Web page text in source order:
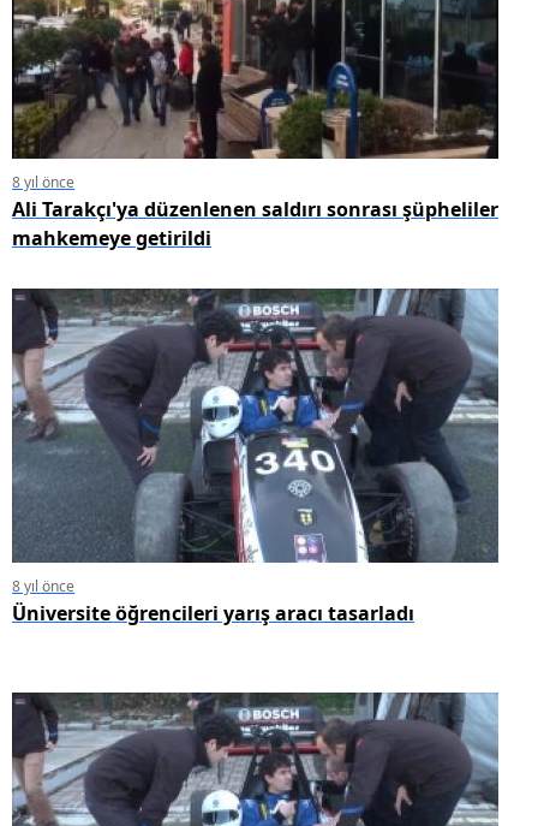
8 yıl önce
Ali Tarakçı'ya düzenlenen saldırı sonrası şüpheliler
mahkemeye getirildi
8 yıl önce
Üniversite öğrencileri yarış aracı tasarladı